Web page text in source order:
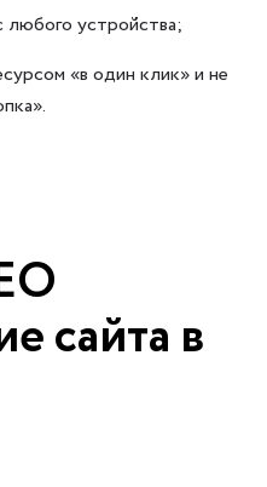
любого устройства;
«в один клик» и не
сайта в